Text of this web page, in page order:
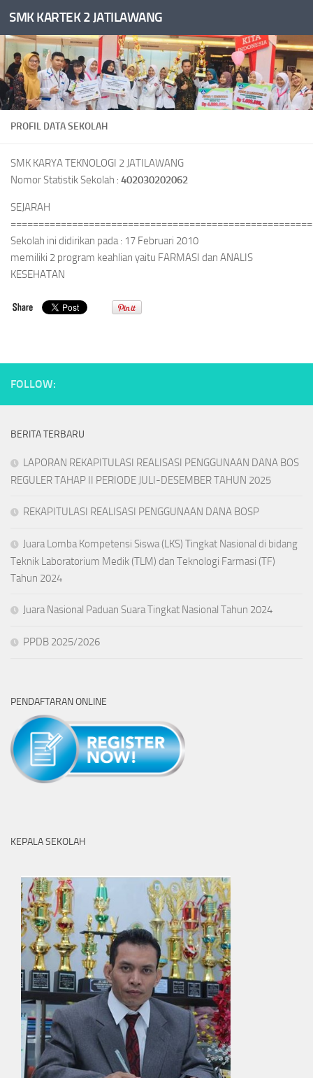
Skip to content
SMK KARTEK 2 JATILAWANG
PROFIL DATA SEKOLAH
SMK KARYA TEKNOLOGI 2 JATILAWANG
Nomor Statistik Sekolah : 402030202062
SEJARAH
Sekolah ini didirikan pada : 17 Februari 2010
memiliki 2 program keahlian yaitu FARMASI dan ANALIS
KESEHATAN
FOLLOW:
BERITA TERBARU
LAPORAN REKAPITULASI REALISASI PENGGUNAAN DANA BOS
REGULER TAHAP II PERIODE JULI-DESEMBER TAHUN 2025
REKAPITULASI REALISASI PENGGUNAAN DANA BOSP
Juara Lomba Kompetensi Siswa (LKS) Tingkat Nasional di bidang
Teknik Laboratorium Medik (TLM) dan Teknologi Farmasi (TF)
Tahun 2024
Juara Nasional Paduan Suara Tingkat Nasional Tahun 2024
PPDB 2025/2026
PENDAFTARAN ONLINE
KEPALA SEKOLAH